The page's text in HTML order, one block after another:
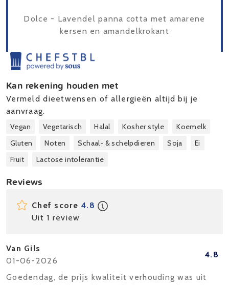
Dolce - Lavendel panna cotta met amarene
kersen en amandelkrokant
Kan rekening houden met
Vermeld dieetwensen of allergieën altijd bij je
aanvraag.
Vegan Vegetarisch Halal Kosher style
Koemelk
Gluten
Noten Schaal- & schelpdieren Soja
Ei
Fruit
Lactose intolerantie
Reviews
Chef score4.8
Uit 1 review
Van Gils
01-06-2026
4.8
Goedendag, de prijs kwaliteit verhouding was uit